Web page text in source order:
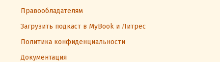
Правообладателям
Загрузить подкаст в MyBook и Литрес
Политика конфиденциальности
Документация